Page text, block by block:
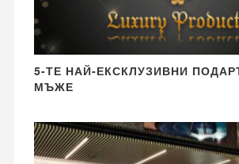
5-ТЕ НАЙ-ЕКСКЛУЗИВНИ
МЪЖЕ